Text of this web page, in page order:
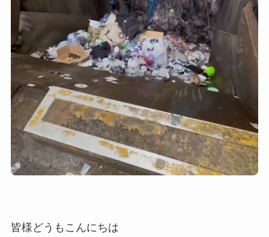
皆様どうもこんにちは